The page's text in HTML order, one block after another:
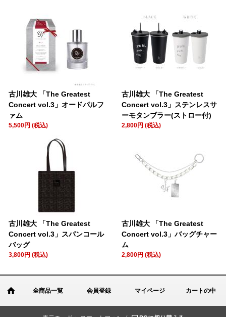
古川雄大 「The Greatest
Concert vol.3」オードパルフ
ァム
5,500円 (税込)
古川雄大 「The Greatest
Concert vol.3」ステンレスサ
ーモタンブラー(ストロー付)
2,800円 (税込)
古川雄大 「The Greatest
Concert vol.3」スパンコール
バッグ
3,800円 (税込)
古川雄大 「The Greatest
Concert vol.3」バッグチャー
ム
2,800円 (税込)
全商品一覧 会員登録 マイページ カートの中